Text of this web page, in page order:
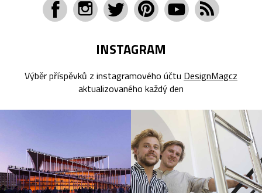
INSTAGRAM
Výběr příspěvků z instagramového účtu DesignMagcz
aktualizovaného každý den